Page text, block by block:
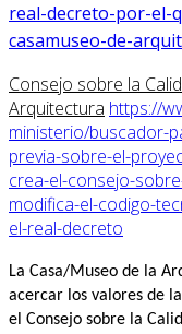
real-decreto-por-el-
casamuseo-de-
Consejo sobre la
Arquitectura https://
ministerio/buscador-
previa-sobre-el-
crea-el-consejo-
modifica-el-codigo-
el-real-decreto
La Casa/Museo de la
acercar los valores de
el Consejo sobre la